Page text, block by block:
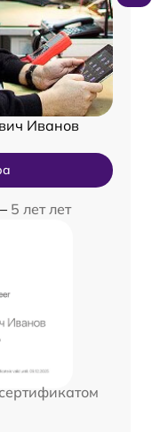
Иванов
5 лет лет